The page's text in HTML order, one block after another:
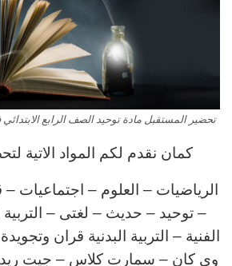
تحضير المستقبل مادة توحيد الصف الرابع الابتدائي
كمان نقدم لكم المواد الاتية
الرياضيات – العلوم – اجتماعيات
– توحيد – حديث – لغتى – التربية
الفنية – التربية البدنية قران
وي كان – سمارت كلاس – جيت